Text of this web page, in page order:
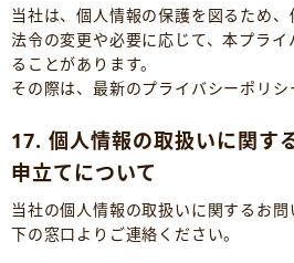
当社は、個人情報の保護を図るため
法令の変更や必要に応じて、本プラ
ることがあります。
その際は、最新のプライバシーポリシ
17. 個人情報の取扱いに関す
申立てについて
当社の個人情報の取扱いに関するお
下の窓口よりご連絡ください。